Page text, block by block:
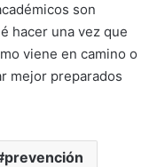
son
hacer una vez que
viene en camino o
mejor preparados
prevención